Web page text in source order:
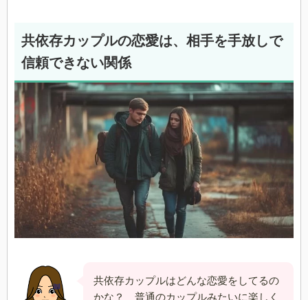
共依存カップルの恋愛は、相手を手放しで
信頼できない関係
共依存カップルはどんな恋愛をしてるの
かな？ 普通のカップルみたいに楽しく